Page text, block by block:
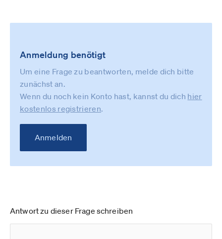
Anmeldung benötigt
Um eine Frage zu beantworten, melde dich bitte
zunächst an.
Wenn du noch kein Konto hast, kannst du dich hier
kostenlos registrieren.
Anmelden
Antwort zu dieser Frage schreiben